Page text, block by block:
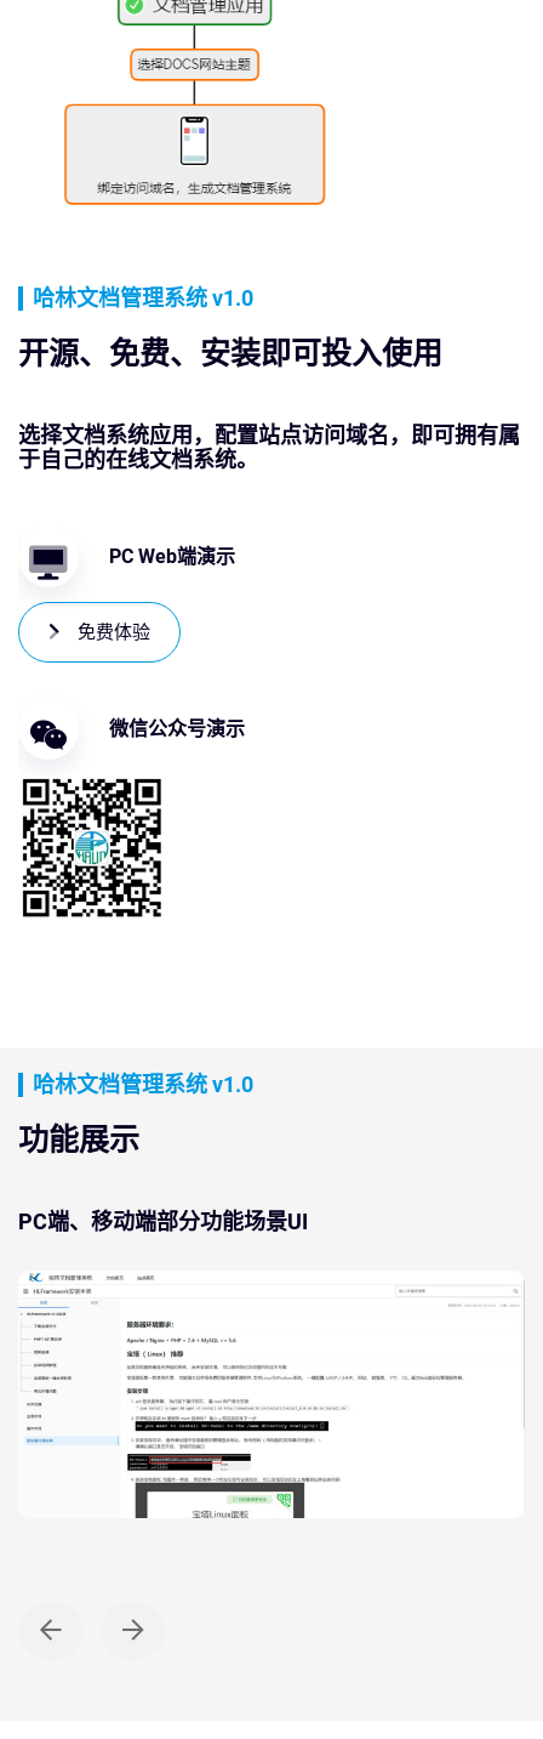
哈林文档管理系统 v1.0
开源、免费、安装即可投入使用
选择文档系统应用，配置站点访问域名，即可拥有属
于自己的在线文档系统。
PC Web端演示
免费体验
微信公众号演示
哈林文档管理系统 v1.0
功能展示
PC端、移动端部分功能场景UI